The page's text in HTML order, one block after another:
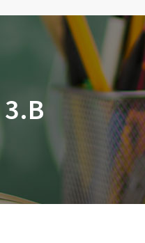
3.B